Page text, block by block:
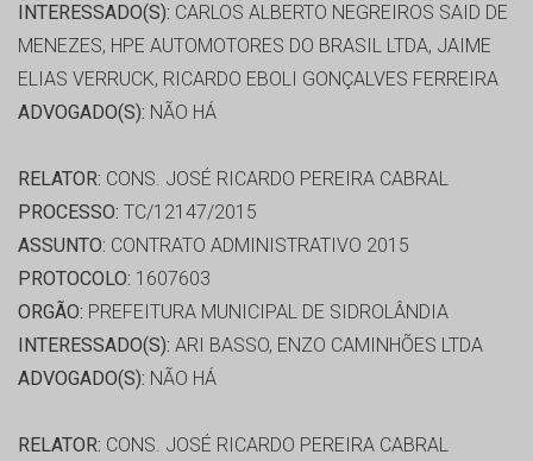
INTERESSADO(S): CARLOS ALBERTO NEGREIROS SAID DE
MENEZES, HPE AUTOMOTORES DO BRASIL LTDA, JAIME
ELIAS VERRUCK, RICARDO EBOLI GONÇALVES FERREIRA
ADVOGADO(S): NÃO HÁ
RELATOR: CONS. JOSÉ RICARDO PEREIRA CABRAL
PROCESSO: TC/12147/2015
ASSUNTO: CONTRATO ADMINISTRATIVO 2015
PROTOCOLO: 1607603
ORGÃO: PREFEITURA MUNICIPAL DE SIDROLÂNDIA
INTERESSADO(S): ARI BASSO, ENZO CAMINHÕES LTDA
ADVOGADO(S): NÃO HÁ
RELATOR: CONS. JOSÉ RICARDO PEREIRA CABRAL